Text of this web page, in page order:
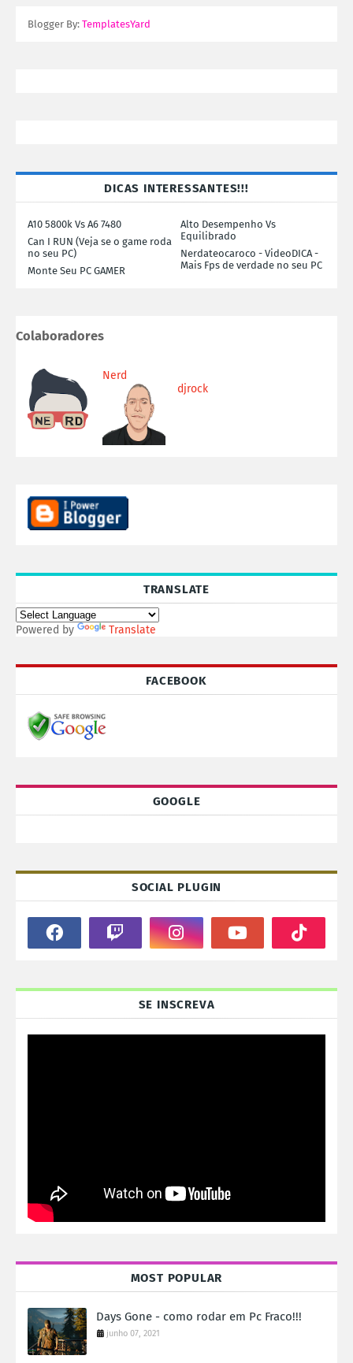
Blogger By: TemplatesYard
DICAS INTERESSANTES!!!
A10 5800k Vs A6 7480
Alto Desempenho Vs
Equilibrado
Can I RUN (Veja se o game roda
no seu PC)
Nerdateocaroco - VideoDICA -
Mais Fps de verdade no seu PC
Monte Seu PC GAMER
Colaboradores
Nerd
djrock
TRANSLATE
Powered by Translate
FACEBOOK
GOOGLE
SOCIAL PLUGIN
SE INSCREVA
MOST POPULAR
Days Gone - como rodar em Pc Fraco!!!
junho 07, 2021